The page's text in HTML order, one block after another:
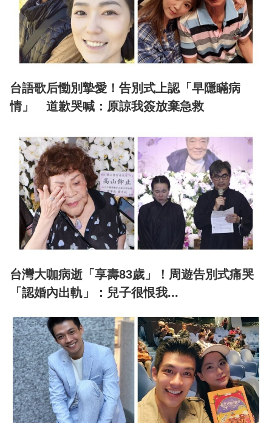
台語歌后慟別摯愛！告別式上認「早隱瞞病
情」 道歉哭喊：原諒我簽放棄急救
台灣大咖病逝「享壽83歲」！周遊告別式痛哭
「認婚內出軌」：兒子很恨我...